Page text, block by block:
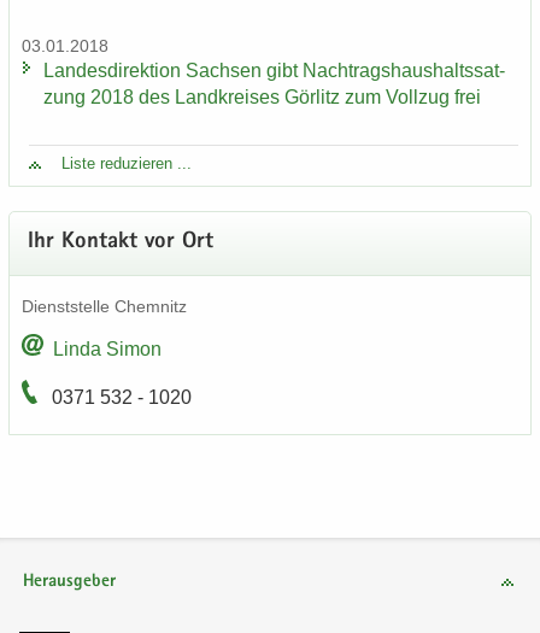
03.01.2018
Lan­des­di­rek­ti­on Sach­sen gibt Nach­trags­haus­halts­sat­
zung 2018 des Land­krei­ses Gör­litz zum Voll­zug frei
Liste re­du­zie­ren ...
Ihr Kon­takt vor Ort
Dienst­stel­le Chem­nitz
Linda Simon
0371 532 - 1020
Herausgeber